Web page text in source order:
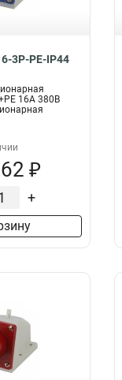
3P-PE-IP44
16А 380В
₽
+